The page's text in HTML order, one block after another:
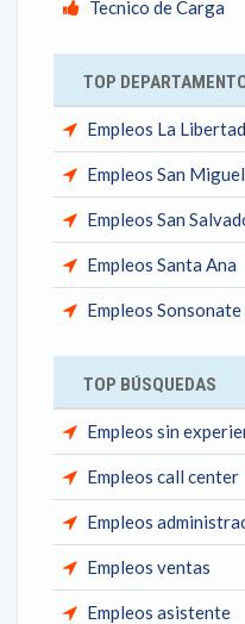
Tecnico de Carga
TOP
Empleos La Libertad
Empleos San Miguel
Empleos San
Empleos Santa Ana
Empleos Sonsonate
TOP BÚSQUEDAS
Empleos sin
Empleos call center
Empleos
Empleos ventas
Empleos asistente